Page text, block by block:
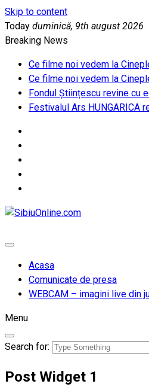
Skip to content
Today duminică, 9th august 2026
Breaking News
Ce filme noi vedem la
Ce filme noi vedem la
Fondul Științescu revine cu
Festivalul Ars HUNGARICA
Acasa
Comunicate de presa
WEBCAM – imagini live din
Menu
Search for:
Post Widget 1